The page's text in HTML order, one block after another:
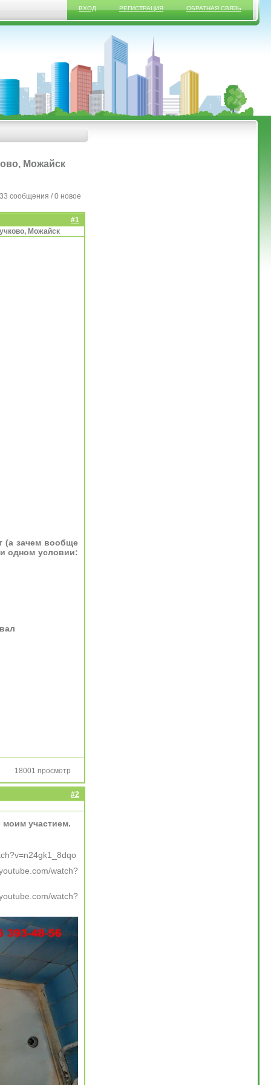
ВХОД РЕГИСТРАЦИЯ ОБРАТНАЯ СВЯЗЬ
Можайск
сообщения / 0 новое
#1
Можайск
(а зачем вообще
одном условии:
18001 просмотр
#2
моим участием.
watch?
watch?